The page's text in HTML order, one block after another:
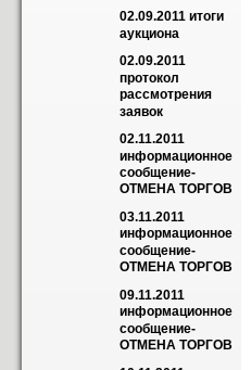
02.09.2011 итоги
аукциона
02.09.2011
протокол
рассмотрения
заявок
02.11.2011
информационное
сообщение-
ОТМЕНА ТОРГОВ
03.11.2011
информационное
сообщение-
ОТМЕНА ТОРГОВ
09.11.2011
информационное
сообщение-
ОТМЕНА ТОРГОВ